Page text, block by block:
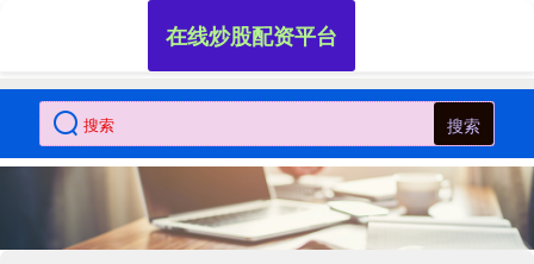
搜索
在线炒股配资平台